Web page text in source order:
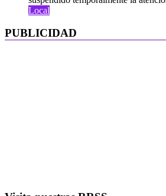
Local
PUBLICIDAD